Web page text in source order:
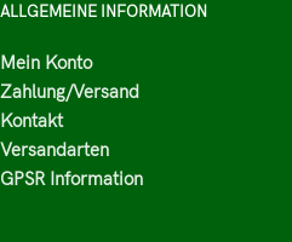
ALLGEMEINE INFORMATION
Mein Konto
Zahlung/Versand
Kontakt
Versandarten
GPSR Information